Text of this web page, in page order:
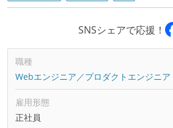
SNSシェアで応援！
職種
Webエンジニア／プロダクトエンジニア
雇用形態
正社員